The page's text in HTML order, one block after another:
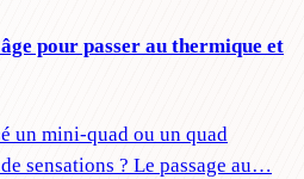
pour passer au thermique et
un mini-quad ou un quad
sensations ? Le passage au…